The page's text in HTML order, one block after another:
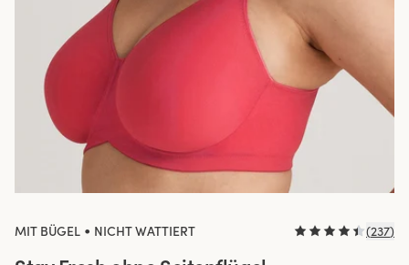
MIT BÜGEL • NICHT WATTIERT (237)